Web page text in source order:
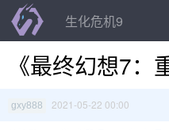
生化危机9
《最终幻想7：
gxy888 2021-05-22 00:00